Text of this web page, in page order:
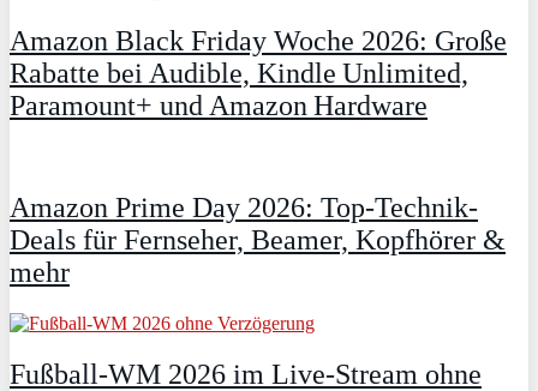
Amazon Black Friday Woche 2026: Große
Rabatte bei Audible, Kindle Unlimited,
Paramount+ und Amazon Hardware
Amazon Prime Day 2026: Top-Technik-
Deals für Fernseher, Beamer, Kopfhörer &
mehr
Fußball-WM 2026 im Live-Stream ohne